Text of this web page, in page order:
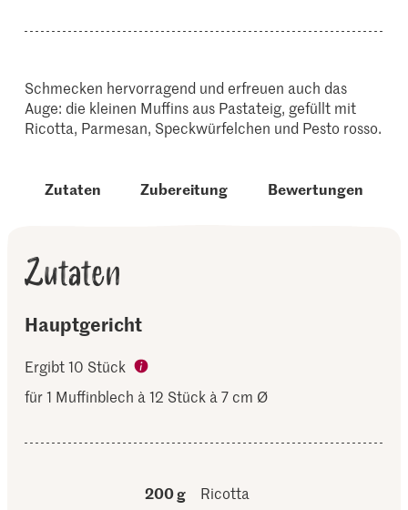
Schmecken hervorragend und erfreuen auch das
Auge: die kleinen Muffins aus Pastateig, gefüllt mit
Ricotta, Parmesan, Speckwürfelchen und Pesto rosso.
Zutaten Zubereitung Bewertungen
Zutaten
Hauptgericht
Ergibt 10 Stück
für 1 Muffinblech à 12 Stück à 7 cm Ø
200 g
Ricotta